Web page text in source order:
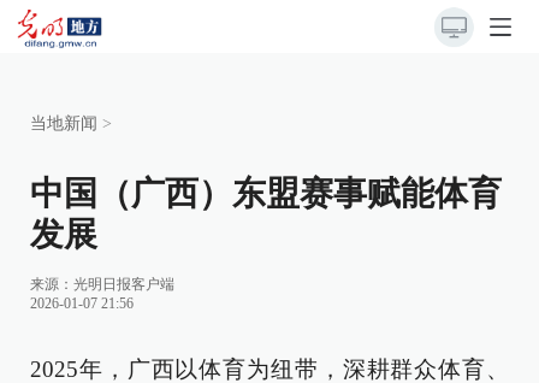
当地新闻 >
中国（广西）东盟赛事赋能体育
发展
来源： 光明日报客户端
2026-01-07 21:56
2025年，广西以体育为纽带，深耕群众体育、